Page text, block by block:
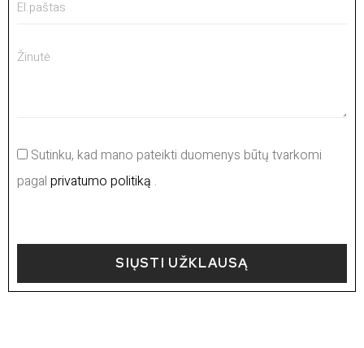
Sutinku, kad mano pateikti duomenys būtų tvarkomi
pagal privatumo politiką .
SIŲSTI UŽKLAUSĄ